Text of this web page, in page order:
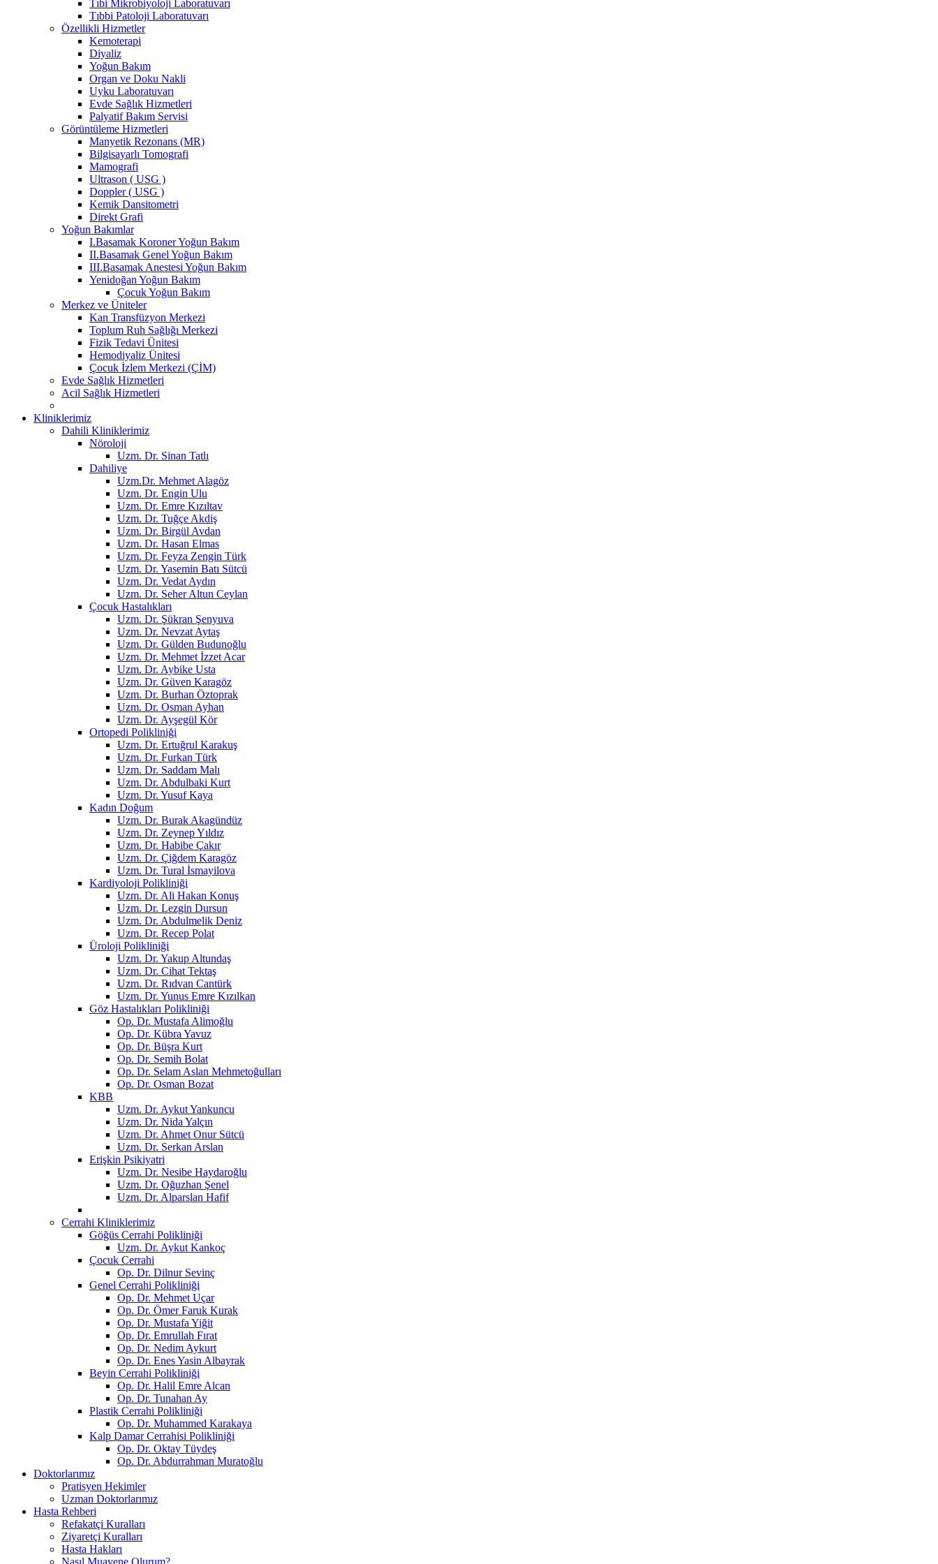
Tıbi Mikrobiyoloji Laboratuvarı
Tıbbi Patoloji Laboratuvarı
Özellikli Hizmetler
Kemoterapi
Diyaliz
Yoğun Bakım
Organ ve Doku Nakli
Uyku Laboratuvarı
Evde Sağlık Hizmetleri
Palyatif Bakım Servisi
Görüntüleme Hizmetleri
Manyetik Rezonans (MR)
Bilgisayarlı Tomografi
Mamografi
Ultrason ( USG )
Doppler ( USG )
Kemik Dansitometri
Direkt Grafi
Yoğun Bakımlar
I.Basamak Koroner Yoğun Bakım
II.Basamak Genel Yoğun Bakım
III.Basamak Anestesi Yoğun Bakım
Yenidoğan Yoğun Bakım
Çocuk Yoğun Bakım
Merkez ve Üniteler
Kan Transfüzyon Merkezi
Toplum Ruh Sağlığı Merkezi
Fizik Tedavi Ünitesi
Hemodiyaliz Ünitesi
Çocuk İzlem Merkezi (ÇİM)
Evde Sağlık Hizmetleri
Acil Sağlık Hizmetleri
Kliniklerimiz
Dahili Kliniklerimiz
Nöroloji
Uzm. Dr. Sinan Tatlı
Dahiliye
Uzm.Dr. Mehmet Alagöz
Uzm. Dr. Engin Ulu
Uzm. Dr. Emre Kızıltav
Uzm. Dr. Tuğçe Akdiş
Uzm. Dr. Birgül Avdan
Uzm. Dr. Hasan Elmas
Uzm. Dr. Feyza Zengin Türk
Uzm. Dr. Yasemin Batı Sütcü
Uzm. Dr. Vedat Aydın
Uzm. Dr. Seher Altun Ceylan
Çocuk Hastalıkları
Uzm. Dr. Şükran Şenyuva
Uzm. Dr. Nevzat Aytaş
Uzm. Dr. Gülden Budunoğlu
Uzm. Dr. Mehmet İzzet Acar
Uzm. Dr. Aybike Usta
Uzm. Dr. Güven Karagöz
Uzm. Dr. Burhan Öztoprak
Uzm. Dr. Osman Ayhan
Uzm. Dr. Ayşegül Kör
Ortopedi Polikliniği
Uzm. Dr. Ertuğrul Karakuş
Uzm. Dr. Furkan Türk
Uzm. Dr. Saddam Malı
Uzm. Dr. Abdulbaki Kurt
Uzm. Dr. Yusuf Kaya
Kadın Doğum
Uzm. Dr. Burak Akagündüz
Uzm. Dr. Zeynep Yıldız
Uzm. Dr. Habibe Çakır
Uzm. Dr. Çiğdem Karagöz
Uzm. Dr. Tural İsmayilova
Kardiyoloji Polikliniği
Uzm. Dr. Ali Hakan Konuş
Uzm. Dr. Lezgin Dursun
Uzm. Dr. Abdulmelik Deniz
Uzm. Dr. Recep Polat
Üroloji Polikliniği
Uzm. Dr. Yakup Altundaş
Uzm. Dr. Cihat Tektaş
Uzm. Dr. Rıdvan Cantürk
Uzm. Dr. Yunus Emre Kızılkan
Göz Hastalıkları Polikliniği
Op. Dr. Mustafa Alimoğlu
Op. Dr. Kübra Yavuz
Op. Dr. Büşra Kurt
Op. Dr. Semih Bolat
Op. Dr. Selam Aslan Mehmetoğulları
Op. Dr. Osman Bozat
KBB
Uzm. Dr. Aykut Yankuncu
Uzm. Dr. Nida Yalçın
Uzm. Dr. Ahmet Onur Sütcü
Uzm. Dr. Serkan Arslan
Erişkin Psikiyatri
Uzm. Dr. Nesibe Haydaroğlu
Uzm. Dr. Oğuzhan Şenel
Uzm. Dr. Alparslan Hafif
Cerrahi Kliniklerimiz
Göğüs Cerrahi Polikliniği
Uzm. Dr. Aykut Kankoç
Çocuk Cerrahi
Op. Dr. Dilnur Sevinç
Genel Cerrahi Polikliniği
Op. Dr. Mehmet Uçar
Op. Dr. Ömer Faruk Kurak
Op. Dr. Mustafa Yiğit
Op. Dr. Emrullah Fırat
Op. Dr. Nedim Aykurt
Op. Dr. Enes Yasin Albayrak
Beyin Cerrahi Polikliniği
Op. Dr. Halil Emre Alcan
Op. Dr. Tunahan Ay
Plastik Cerrahi Polikliniği
Op. Dr. Muhammed Karakaya
Kalp Damar Cerrahisi Polikliniği
Op. Dr. Oktay Tüydeş
Op. Dr. Abdurrahman Muratoğlu
Doktorlarımız
Pratisyen Hekimler
Uzman Doktorlarımız
Hasta Rehberi
Refakatçi Kuralları
Ziyaretçi Kuralları
Hasta Hakları
Nasıl Muayene Olurum?